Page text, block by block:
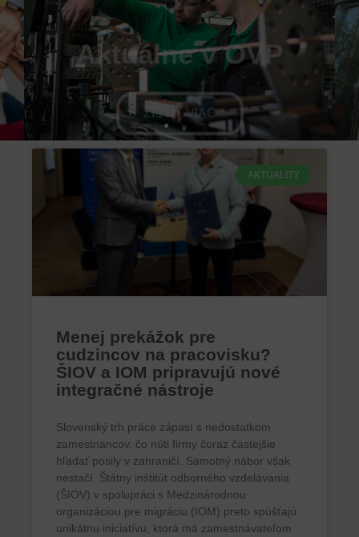
ZISTIŤ VIAC
AKTUALITY
Menej prekážok pre
cudzincov na pracovisku?
ŠIOV a IOM pripravujú nové
integračné nástroje
Slovenský trh práce zápasí s nedostatkom
zamestnancov, čo núti firmy čoraz častejšie
hľadať posily v zahraničí. Samotný nábor však
nestačí. Štátny inštitút odborného vzdelávania
(ŠIOV) v spolupráci s Medzinárodnou
organizáciou pre migráciu (IOM) preto spúšťajú
unikátnu iniciatívu, ktorá má zamestnávateľom